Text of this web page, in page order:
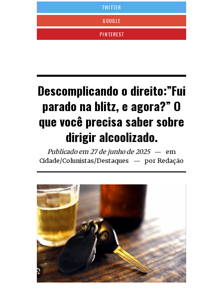
TWITTER
GOOGLE
PINTEREST
Descomplicando o direito:”Fui
parado na blitz, e agora?” O
que você precisa saber sobre
dirigir alcoolizado.
Publicado em 27 de junho de 2025
em
Cidade/Colunistas/Destaques por Redação